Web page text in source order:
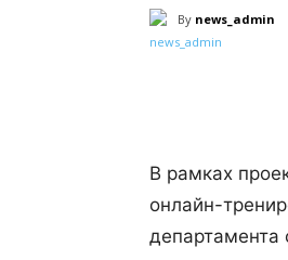
By news_admin
В рамках
онлайн-
департамента